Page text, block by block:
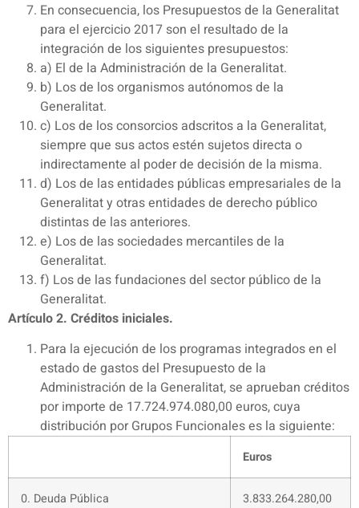
En consecuencia, los Presupuestos de la Generalitat
para el ejercicio 2017 son el resultado de la
integración de los siguientes presupuestos:
a) El de la Administración de la Generalitat.
b) Los de los organismos autónomos de la
Generalitat.
c) Los de los consorcios adscritos a la Generalitat,
siempre que sus actos estén sujetos directa o
indirectamente al poder de decisión de la misma.
d) Los de las entidades públicas empresariales de la
Generalitat y otras entidades de derecho público
distintas de las anteriores.
e) Los de las sociedades mercantiles de la
Generalitat.
f) Los de las fundaciones del sector público de la
Generalitat.
Artículo 2. Créditos iniciales.
Para la ejecución de los programas integrados en el
estado de gastos del Presupuesto de la
Administración de la Generalitat, se aprueban créditos
por importe de 17.724.974.080,00 euros, cuya
distribución por Grupos Funcionales es la siguiente:
Euros
0. Deuda Pública 3.833.264.280,00